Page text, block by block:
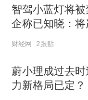
美
回
来
么
智驾小蓝灯将
企称已知晓：将
国家的规定，等
财经网 2跟贴
蔚小理成过去
力新格局已定？